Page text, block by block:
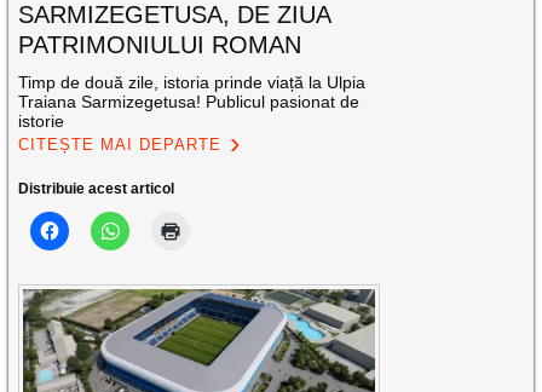
SARMIZEGETUSA, DE ZIUA
PATRIMONIULUI ROMAN
Timp de două zile, istoria prinde viață la Ulpia
Traiana Sarmizegetusa! Publicul pasionat de
istorie
CITEȘTE MAI DEPARTE
Distribuie acest articol